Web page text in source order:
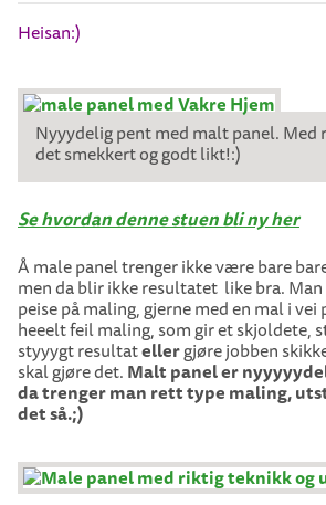
Heisan:)
Nyyydelig pent med malt panel.
det smekkert og godt likt!:)
Se hvordan denne stuen bli ny her
Å male panel trenger ikke være bare
men da blir ikke resultatet like bra.
peise på maling, gjerne med en mal i
heeelt feil maling, som gir et skjoldete,
styyygt resultatellergjøre jobben
skal gjøre det.Malt panel er
da trenger man rett type maling,
det så.;)